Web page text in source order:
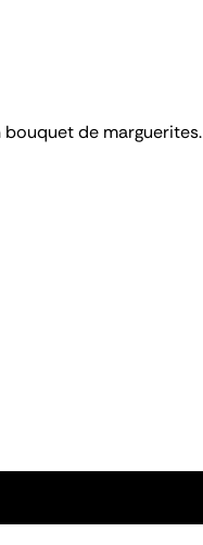
de marguerites.